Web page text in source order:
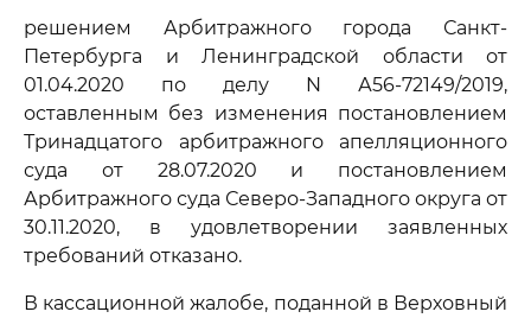
решением Арбитражного города Санкт-
Петербурга и Ленинградской области от
01.04.2020 по делу N А56-72149/2019,
оставленным без изменения постановлением
Тринадцатого арбитражного апелляционного
суда от 28.07.2020 и постановлением
Арбитражного суда Северо-Западного округа от
30.11.2020, в удовлетворении заявленных
требований отказано.
В кассационной жалобе, поданной в Верховный